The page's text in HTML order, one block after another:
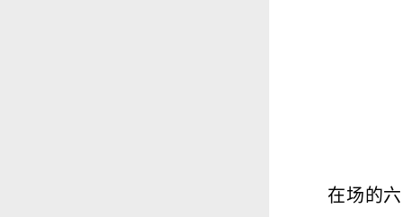
在场的